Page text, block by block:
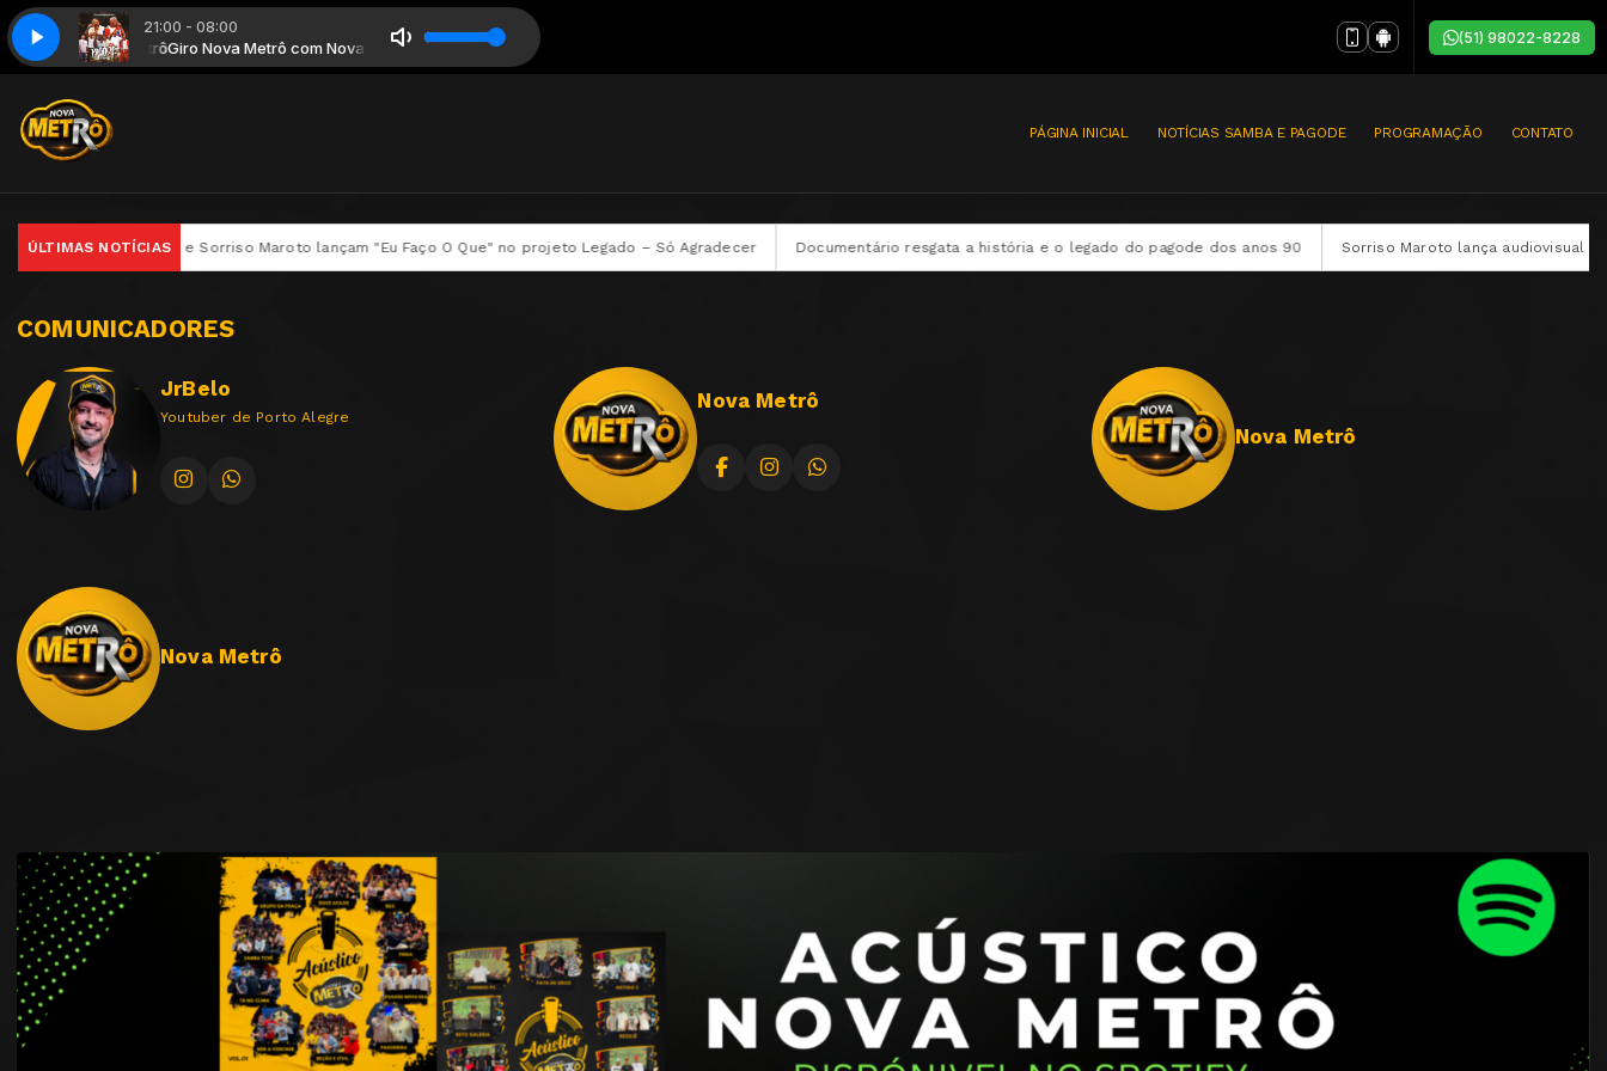
21:00 - 08:00
com Nova Metrô Giro Nova Metrô com Nova Metrô
Só Pensa em BeijarLucas e Orelha - 2023 - Ela Só Pensa em Beijar
(51) 98022-8228
PÁGINA INICIAL NOTÍCIAS SAMBA E PAGODE PROGRAMAÇÃO CONTATO
ÚLTIMAS NOTÍCIAS
Gaab, Mr. Dan e Sorriso Maroto lançam "Eu Faço O Que" no projeto Legado – Só Agradecer Documentário resgata a história e o legado do pagode dos anos 90 Sorriso Maroto lança audiovisual
COMUNICADORES
JrBelo
Youtuber de Porto Alegre
Nova Metrô
Nova Metrô
Nova Metrô